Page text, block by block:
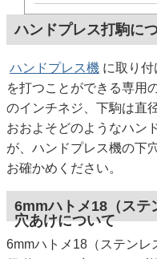
ハンドプレス打駒に
ハンドプレス機 に取り付
を打つことができる専用
のインチネジ、下駒は直
おおよそどのようなハン
が、ハンドプレス機の下
お確かめください。
6mmハトメ18（ステ
穴あけについて
6mmハトメ18（ステンレ